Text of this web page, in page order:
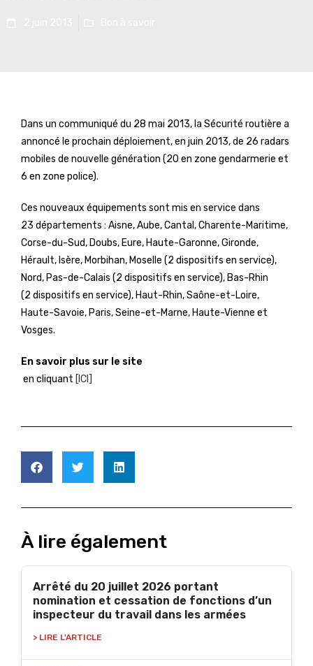
Dans un communiqué du 28 mai 2013, la Sécurité routière a
annoncé le prochain déploiement, en juin 2013, de 26 radars
mobiles de nouvelle génération (20 en zone gendarmerie et
6 en zone police).
Ces nouveaux équipements sont mis en service dans
23 départements : Aisne, Aube, Cantal, Charente-Maritime,
Corse-du-Sud, Doubs, Eure, Haute-Garonne, Gironde,
Hérault, Isère, Morbihan, Moselle (2 dispositifs en service),
Nord, Pas-de-Calais (2 dispositifs en service), Bas-Rhin
(2 dispositifs en service), Haut-Rhin, Saône-et-Loire,
Haute-Savoie, Paris, Seine-et-Marne, Haute-Vienne et
Vosges.
En savoir plus sur le site
en cliquant [ICI]
À lire également
Arrêté du 20 juillet 2026 portant
nomination et cessation de fonctions d’un
inspecteur du travail dans les armées
> LIRE L'ARTICLE